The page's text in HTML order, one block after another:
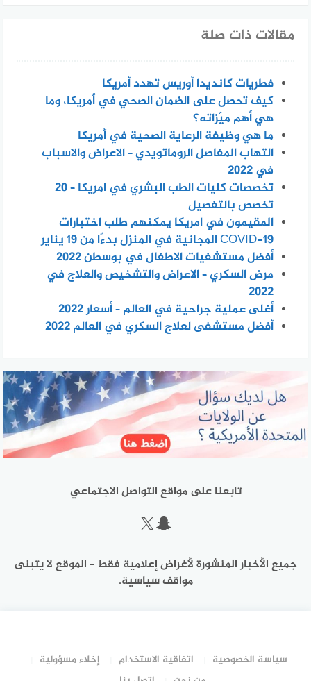
مقالات ذات صلة
فطريات كانديدا أوريس تهدد أمريكا
كيف تحصل على الضمان الصحي في أمريكا، وما
هي أهم ميّزاته؟
ما هي وظيفة الرعاية الصحية في أمريكا
التهاب المفاصل الروماتويدي – الاعراض والاسباب
في 2022
تخصصات كليات الطب البشري في امريكا – 20
تخصص بالتفصيل
المقيمون في امريكا يمكنهم طلب اختبارات
COVID-19 المجانية في المنزل بدءًا من 19 يناير
أفضل مستشفيات الاطفال في بوسطن 2022
مرض السكري – الاعراض والتشخيص والعلاج في
2022
أغلى عملية جراحية في العالم – أسعار 2022
أفضل مستشفى لعلاج السكري في العالم 2022
تابعنا على مواقع التواصل الاجتماعي
سناب شات
إكس
جميع الأخبار المنشورة لأغراض إعلامية فقط – الموقع لا يتبنى
مواقف سياسية.
سياسة الخصوصية اتفاقية الاستخدام
إخلاء مسؤولية